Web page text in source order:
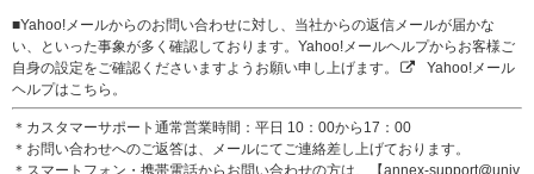
■Yahoo!メールからのお問い合わせに対し、当社からの返信メールが届かな
い、といった事象が多く確認しております。Yahoo!メールヘルプからお客様ご
自身の設定をご確認くださいますようお願い申し上げます。
Yahoo!メール
ヘルプはこちら。
＊カスタマーサポート通常営業時間：平日 10：00から17：00
＊お問い合わせへのご返答は、メールにてご連絡差し上げております。
＊スマートフォン・携帯電話からお問い合わせの方は、【annex-support@univ